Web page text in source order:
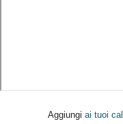
Aggiungi ai tuoi